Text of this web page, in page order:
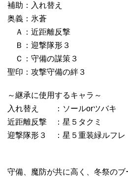
補助：入れ替え
奥義：氷蒼
Ａ：近距離反撃
Ｂ：迎撃隊形３
Ｃ：守備の謀策３
聖印：攻撃守備の絆３
～継承に使用するキャラ～
入れ替え ：ソールorツバキ
近距離反撃 ：星５タクミ
迎撃隊形３ ：星５重装緑ルフレ
守備、魔防が共に高く、冬祭のブ